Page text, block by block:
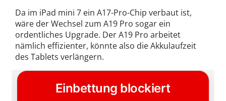
Da im iPad mini 7 ein A17-Pro-Chip verbaut ist,
wäre der Wechsel zum A19 Pro sogar ein
ordentliches Upgrade. Der A19 Pro arbeitet
nämlich effizienter, könnte also die Akkulaufzeit
des Tablets verlängern.